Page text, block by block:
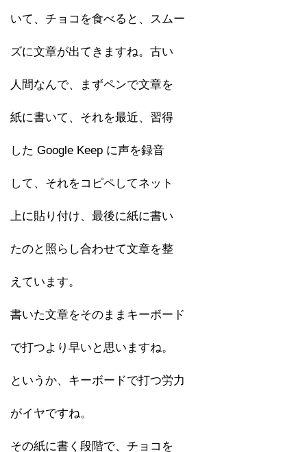
いて、チョコを食べると、スムー
ズに文章が出てきますね。古い
人間なんで、まずペンで文章を
紙に書いて、それを最近、習得
した Google Keep に声を録音
して、それをコピペしてネット
上に貼り付け、最後に紙に書い
たのと照らし合わせて文章を整
えています。
書いた文章をそのままキーボード
で打つより早いと思いますね。
というか、キーボードで打つ労力
がイヤですね。
その紙に書く段階で、チョコを